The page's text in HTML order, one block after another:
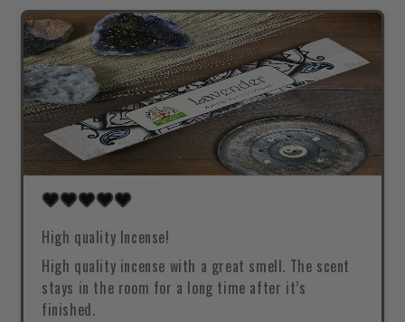
High quality Incense!
High quality incense with a great smell. The scent
stays in the room for a long time after it’s
finished.